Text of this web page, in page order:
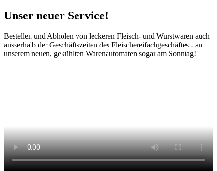
Unser neuer Service!
Bestellen und Abholen von leckeren Fleisch- und Wurstwaren auch
ausserhalb der Geschäftszeiten des Fleischereifachgeschäftes - an
unserem neuen, gekühlten Warenautomaten sogar am Sonntag!